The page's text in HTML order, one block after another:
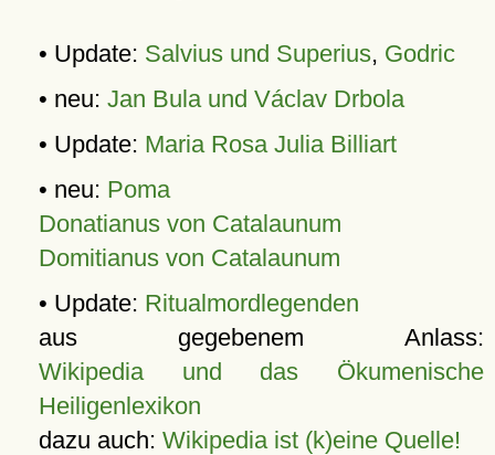
• Update: Salvius und Superius, Godric
• neu: Jan Bula und Václav Drbola
• Update: Maria Rosa Julia Billiart
• neu: Poma
Donatianus von Catalaunum
Domitianus von Catalaunum
• Update: Ritualmordlegenden
aus gegebenem Anlass:
Wikipedia und das Ökumenische
Heiligenlexikon
dazu auch: Wikipedia ist (k)eine Quelle!